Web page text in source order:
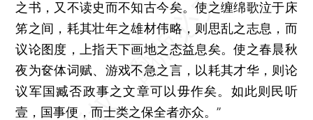
之书，又不读史而不知古今矣。使之缠绵歌泣于床
笫之间，耗其壮年之雄材伟略，则思乱之志息，而
议论图度，上指天下画地之态益息矣。使之春晨秋
夜为奁体词赋、游戏不急之言，以耗其才华，则论
议军国臧否政事之文章可以毋作矣。如此则民听
壹，国事便，而士类之保全者亦众。”